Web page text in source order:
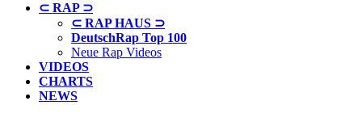
⊂ RAP ⊃
⊂ RAP HAUS ⊃
DeutschRap Top 100
Neue Rap Videos
VIDEOS
CHARTS
NEWS